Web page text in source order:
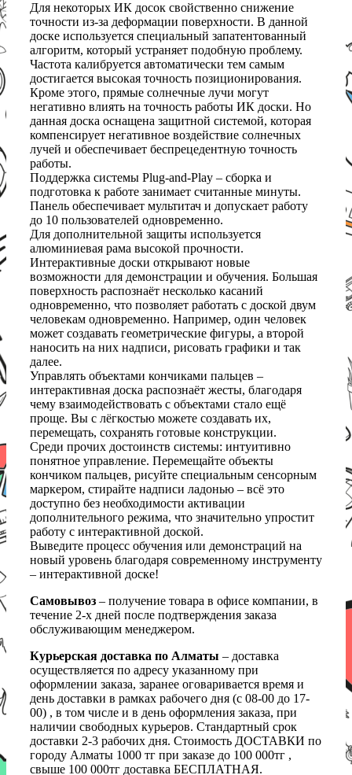
Для некоторых ИК досок свойственно снижение
точности из-за деформации поверхности. В данной
доске используется специальный запатентованный
алгоритм, который устраняет подобную проблему.
Частота калибруется автоматически тем самым
достигается высокая точность позиционирования.
Кроме этого, прямые солнечные лучи могут
негативно влиять на точность работы ИК доски. Но
данная доска оснащена защитной системой, которая
компенсирует негативное воздействие солнечных
лучей и обеспечивает беспрецедентную точность
работы.
Поддержка системы Plug-and-Play – сборка и
подготовка к работе занимает считанные минуты.
Панель обеспечивает мультитач и допускает работу
до 10 пользователей одновременно.
Для дополнительной защиты используется
алюминиевая рама высокой прочности.
Интерактивные доски открывают новые
возможности для демонстрации и обучения. Большая
поверхность распознаёт несколько касаний
одновременно, что позволяет работать с доской двум
человекам одновременно. Например, один человек
может создавать геометрические фигуры, а второй
наносить на них надписи, рисовать графики и так
далее.
Управлять объектами кончиками пальцев –
интерактивная доска распознаёт жесты, благодаря
чему взаимодействовать с объектами стало ещё
проще. Вы с лёгкостью можете создавать их,
перемещать, сохранять готовые конструкции.
Среди прочих достоинств системы: интуитивно
понятное управление. Перемещайте объекты
кончиком пальцев, рисуйте специальным сенсорным
маркером, стирайте надписи ладонью – всё это
доступно без необходимости активации
дополнительного режима, что значительно упростит
работу с интерактивной доской.
Выведите процесс обучения или демонстраций на
новый уровень благодаря современному инструменту
– интерактивной доске!
Самовывоз – получение товара в офисе компании, в
течение 2-х дней после подтверждения заказа
обслуживающим менеджером.
Курьерская доставка по Алматы – доставка
осуществляется по адресу указанному при
оформлении заказа, заранее оговаривается время и
день доставки в рамках рабочего дня (с 08-00 до 17-
00) , в том числе и в день оформления заказа, при
наличии свободных курьеров. Стандартный срок
доставки 2-3 рабочих дня. Стоимость ДОСТАВКИ по
городу Алматы 1000 тг при заказе до 100 000тг ,
свыше 100 000тг доставка БЕСПЛАТНАЯ.